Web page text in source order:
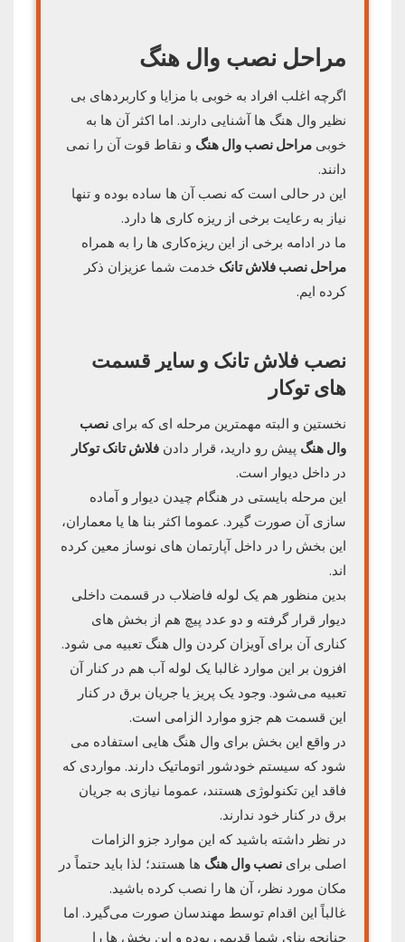
مراحل نصب وال هنگ
اگرچه اغلب افراد به خوبی با مزایا و کاربردهای بی
نظیر وال هنگ ها آشنایی دارند. اما اکثر آن ها به
خوبی مراحل نصب وال هنگ و نقاط قوت آن را نمی
دانند.
این در حالی است که نصب آن ها ساده بوده و تنها
نیاز به رعایت برخی از ریزه‌ کاری‌ ها دارد.
ما در ادامه برخی از این ریزه‌کاری‌ ها را به همراه
مراحل نصب فلاش تانک خدمت شما عزیزان ذکر
کرده ایم.
نصب فلاش تانک و سایر قسمت
های توکار
نخستین و البته مهمترین مرحله ای که برای نصب
وال هنگ پیش رو دارید، قرار دادن فلاش تانک توکار
در داخل دیوار است.
این مرحله بایستی در هنگام چیدن دیوار و آماده
سازی آن صورت گیرد. عموما اکثر بنا ها یا معماران،
این بخش را در داخل آپارتمان های نوساز معین کرده
اند.
بدین منظور هم یک لوله فاضلاب در قسمت داخلی
دیوار قرار گرفته و دو عدد پیچ هم از بخش های
کناری آن برای آویزان کردن وال هنگ تعبیه می شود.
افزون بر این موارد غالبا یک لوله آب هم در کنار آن
تعبیه می‌شود. وجود یک پریز یا جریان برق در کنار
این قسمت هم جزو موارد الزامی است.
در واقع این بخش برای وال هنگ هایی استفاده می
شود که سیستم خودشور اتوماتیک دارند. مواردی که
فاقد این تکنولوژی هستند، عموما نیازی به جریان
برق در کنار خود ندارند.
در نظر داشته باشید که این موارد جزو الزامات
اصلی برای نصب وال هنگ ها هستند؛ لذا باید حتماً در
مکان مورد نظر، آن ها را نصب کرده باشید.
غالباً این اقدام توسط مهندسان صورت می‌گیرد. اما
چنانچه بنای شما قدیمی بوده و این بخش ها را